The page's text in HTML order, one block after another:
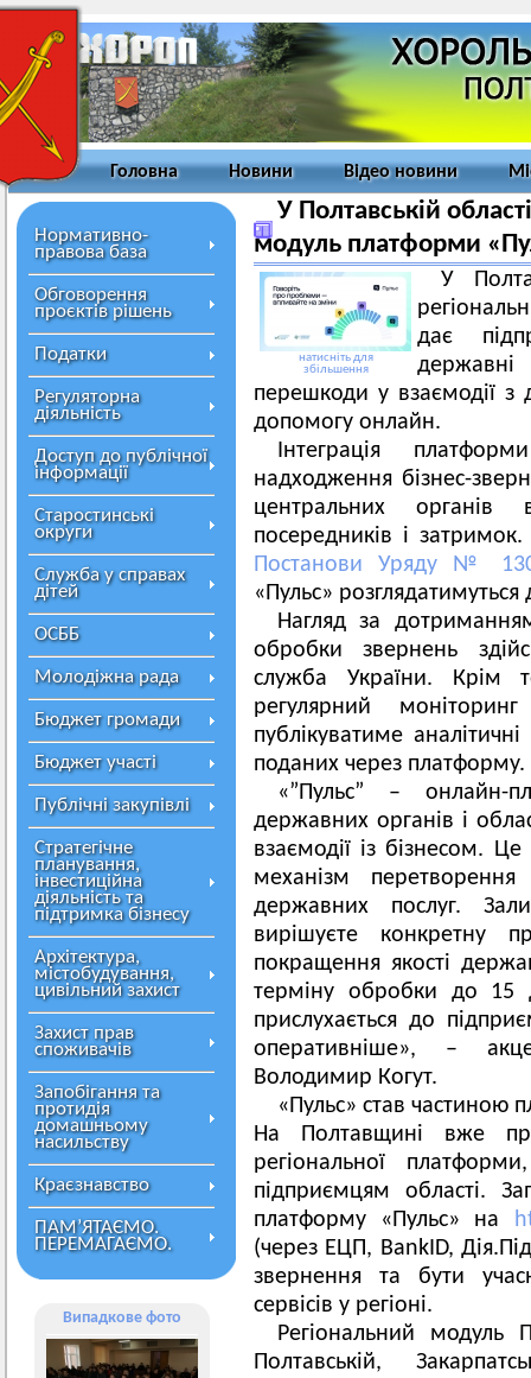
Головна Новини Відео новини
Нормативно-
правова база
Обговорення
проєктів рішень
Податки
Регуляторна
діяльність
Доступ до публічної
інформації
Старостинські
округи
Служба у справах
дітей
ОСББ
Молодіжна рада
Бюджет громади
Бюджет участі
Публічні закупівлі
Стратегічне
планування,
інвестиційна
діяльність та
підтримка бізнесу
Архітектура,
містобудування,
цивільний захист
Захист прав
споживачів
Запобігання та
протидія
домашньому
насильству
Краєзнавство
ПАМ’ЯТАЄМО.
ПЕРЕМАГАЄМО.
Випадкове фото
У Полтавській
модуль платформи
натисніть для
збільшення
У
дає
державні
перешкоди у взаємодії
допомогу онлайн.
Інтеграція
надходження бізнес-
центральних
посередників і
Постанови Уряду №
«Пульс»
Нагляд за
обробки звернень
служба України. Крім
регулярний
публікуватиме
поданих через платформу.
«”Пульс” – онлайн-
державних органів і
взаємодії із бізнесом.
механізм
державних послуг.
вирішуєте
покращення якості
терміну обробки до 15
прислухається до
оперативніше», –
Володимир Когут.
«Пульс» став частиною
На Полтавщині вже
регіональної
підприємцям області.
платформу «Пульс» на
(через ЕЦП, BankID,
звернення та бути
сервісів у регіоні.
Регіональний
Полтавській,